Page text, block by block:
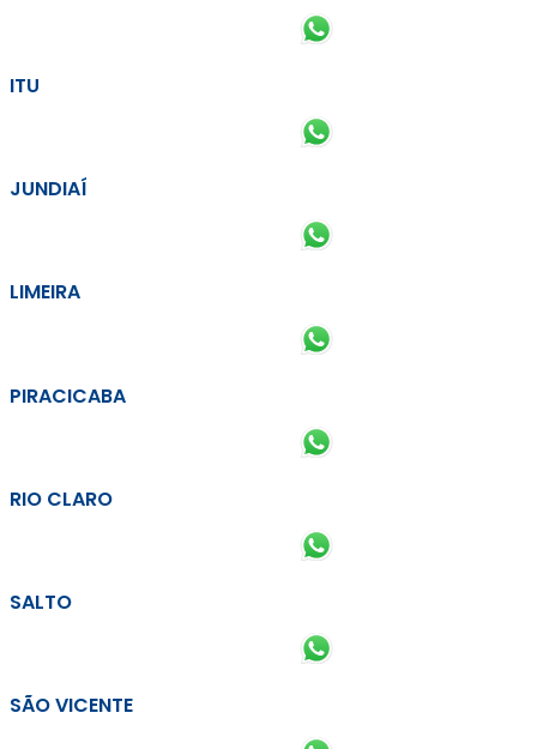
ITU
JUNDIAÍ
LIMEIRA
PIRACICABA
RIO CLARO
SALTO
SÃO VICENTE